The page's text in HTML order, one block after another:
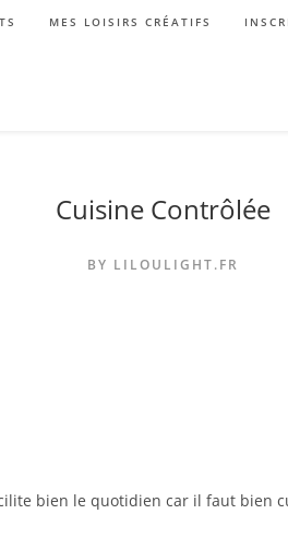
MES LOISIRS CRÉATIFS
Cuisine Contrôlée
BY LILOULIGHT.FR
bien le quotidien car il faut bien